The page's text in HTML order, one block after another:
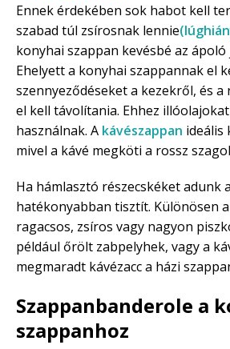
Ennek érdekében sok habot kell
szabad túl zsírosnak lennie
konyhai szappan kevésbé az
Ehelyett a konyhai szappannak el
szennyeződéseket a kezekről, és a
el kell távolítania. Ehhez
használnak. A kávészappan ideális
mivel a kávé megköti a rossz
Ha hámlasztó részecskéket adunk
hatékonyabban tisztít. Különösen
ragacsos, zsíros vagy nagyon
például őrölt zabpelyhek, vagy a
megmaradt kávézacc a házi
Szappanbanderole a
szappanhoz